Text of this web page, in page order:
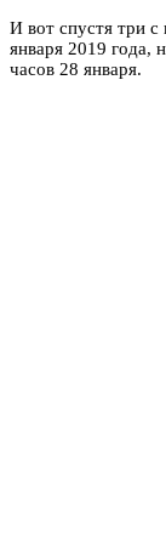
И вот спустя три с
января 2019 года,
часов 28 января.